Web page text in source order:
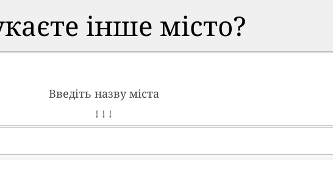
інше місто?
Введіть назву міста
↓ ↓ ↓